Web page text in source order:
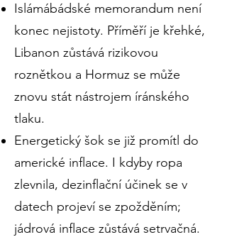
Islámábádské memorandum není
konec nejistoty. Příměří je křehké,
Libanon zůstává rizikovou
roznětkou a Hormuz se může
znovu stát nástrojem íránského
tlaku.
Energetický šok se již promítl do
americké inflace. I kdyby ropa
zlevnila, dezinflační účinek se v
datech projeví se zpožděním;
jádrová inflace zůstává setrvačná.